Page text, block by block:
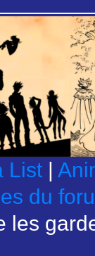
List |
du
les